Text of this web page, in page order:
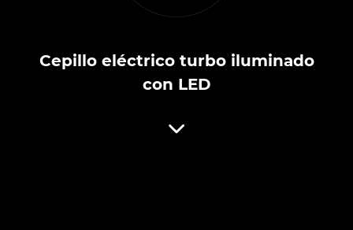
Cepillo eléctrico turbo iluminado
con LED